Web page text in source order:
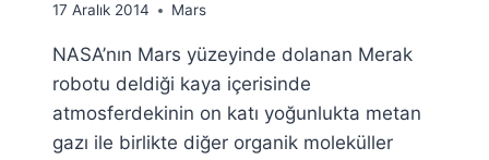
By
Fuat
Özyar
17 Aralık 2014 Mars
NASA’nın Mars yüzeyinde dolanan Merak
robotu deldiği kaya içerisinde
atmosferdekinin on katı yoğunlukta metan
gazı ile birlikte diğer organik moleküller